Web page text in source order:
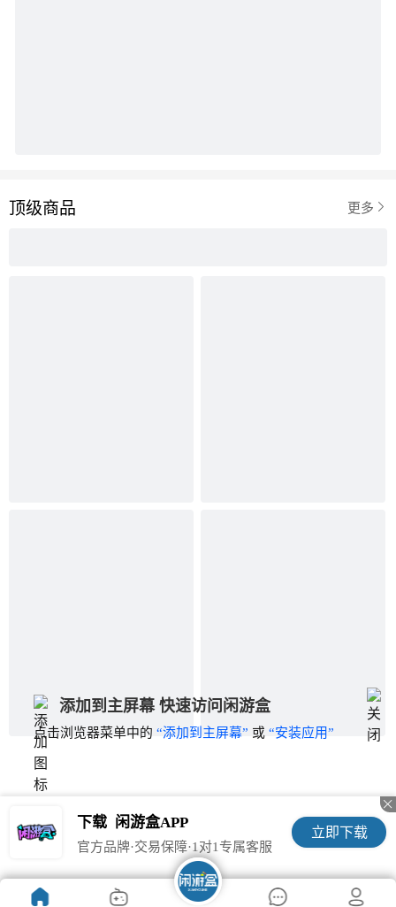
顶级商品 更多 
下载 闲游盒APP
官方品牌·交易保障·1对1专属客服
立即下载

添加到主屏幕 快速访问闲游盒
点击浏览器菜单中的“添加到主屏幕” 或“安装应用”